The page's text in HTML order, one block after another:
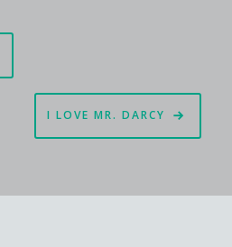
I LOVE MR. DARCY